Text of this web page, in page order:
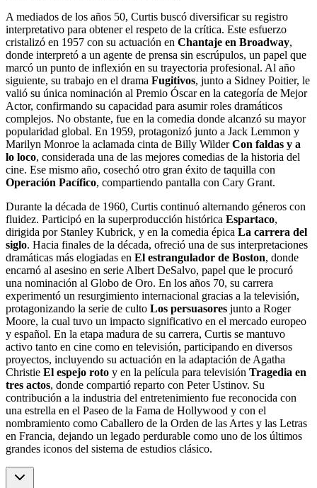
A mediados de los años 50, Curtis buscó diversificar su registro
interpretativo para obtener el respeto de la crítica. Este esfuerzo
cristalizó en 1957 con su actuación en Chantaje en Broadway,
donde interpretó a un agente de prensa sin escrúpulos, un papel que
marcó un punto de inflexión en su trayectoria profesional. Al año
siguiente, su trabajo en el drama Fugitivos, junto a Sidney Poitier, le
valió su única nominación al Premio Óscar en la categoría de Mejor
Actor, confirmando su capacidad para asumir roles dramáticos
complejos. No obstante, fue en la comedia donde alcanzó su mayor
popularidad global. En 1959, protagonizó junto a Jack Lemmon y
Marilyn Monroe la aclamada cinta de Billy WilderCon faldas y a
lo loco, considerada una de las mejores comedias de la historia del
cine. Ese mismo año, cosechó otro gran éxito de taquilla con
Operación Pacífico, compartiendo pantalla con Cary Grant.
Durante la década de 1960, Curtis continuó alternando géneros con
fluidez. Participó en la superproducción histórica Espartaco,
dirigida por Stanley Kubrick, y en la comedia épica La carrera del
siglo. Hacia finales de la década, ofreció una de sus interpretaciones
dramáticas más elogiadas en El estrangulador de Boston, donde
encarnó al asesino en serie Albert DeSalvo, papel que le procuró
una nominación al Globo de Oro. En los años 70, su carrera
experimentó un resurgimiento internacional gracias a la televisión,
protagonizando la serie de culto Los persuasores junto a Roger
Moore, la cual tuvo un impacto significativo en el mercado europeo
y español. En la etapa madura de su carrera, Curtis se mantuvo
activo tanto en cine como en televisión, participando en diversos
proyectos, incluyendo su actuación en la adaptación de Agatha
Christie El espejo roto y en la película para televisión Tragedia en
tres actos, donde compartió reparto con Peter Ustinov. Su
contribución a la industria del entretenimiento fue reconocida con
una estrella en el Paseo de la Fama de Hollywood y con el
nombramiento como Caballero de la Orden de las Artes y las Letras
en Francia, dejando un legado perdurable como uno de los últimos
grandes iconos del sistema de estudios clásico.